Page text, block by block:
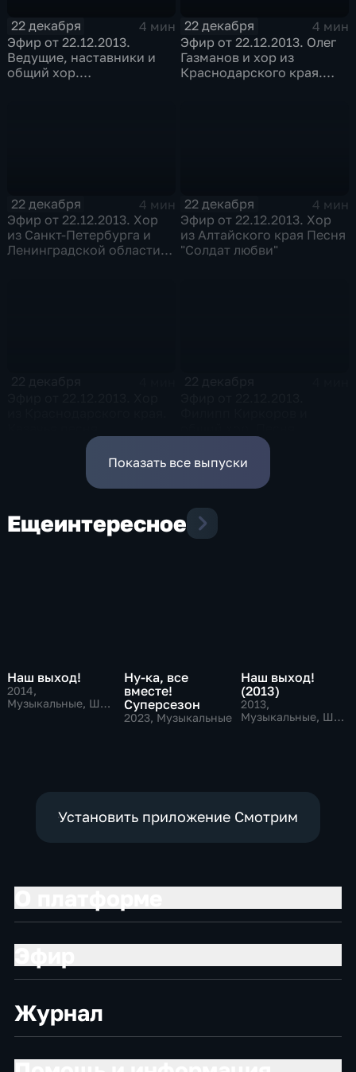
22 декабря
4 мин
Эфир от 22.12.2013.
Ведущие, наставники и
общий хор.
22 декабря
4 мин
Эфир от 22.12.2013. Олег
Газманов и хор из
Краснодарского края.
22 декабря
4 мин
Эфир от 22.12.2013. Хор
из Санкт-Петербурга и
Ленинградской области.
22 декабря
4 мин
Эфир от 22.12.2013. Хор
из Алтайского края Песня
"Солдат любви"
"Любовь "5 звезд""
Показать все выпуски
Ещеинтересное
Наш выход!
2014,
Музыкальные, Шоу
Ну-ка, все
вместе!
Суперсезон
2023, Музыкальные
Наш выход!
(2013)
2013,
Музыкальные, Шоу
Установить приложение Смотрим
Журнал